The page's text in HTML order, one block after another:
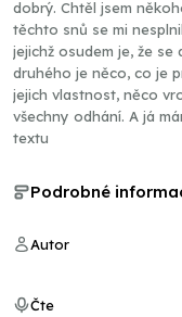
dobrý. Chtěl jsem
těchto snů se mi
jejichž osudem je, že se
druhého je něco, co je
jejich vlastnost, něco
všechny odhání. A já
textu
Podrobné
Autor
Čte